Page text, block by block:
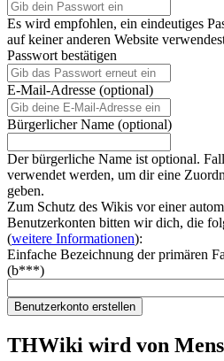
Es wird empfohlen, ein eindeutiges
auf keiner anderen Website
Passwort bestätigen
E-Mail-Adresse (optional)
Bürgerlicher Name (optional)
Der bürgerliche Name ist optional.
verwendet werden, um dir eine
geben.
Zum Schutz des Wikis vor einer
Benutzerkonten bitten wir dich, die
(weitere Informationen):
Einfache Bezeichnung der primären
(b***)
Benutzerkonto erstellen
THWiki wird von